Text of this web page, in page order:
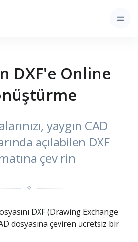
DXF'e Online
yaygın CAD
açılabilen DXF
çevirin
✧
DXF (Drawing Exchange
dosyasına çeviren ücretsiz bir